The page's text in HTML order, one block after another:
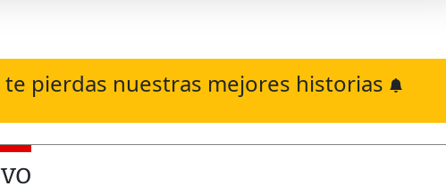
te pierdas nuestras mejores historias